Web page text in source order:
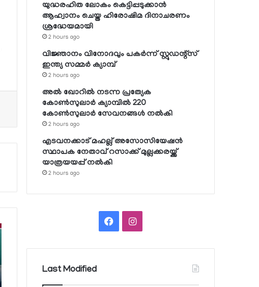
യുദ്ധരഹിത ലോകം കെട്ടിപ്പടുക്കാന്‍
ആഹ്വാനം ചെയ്ത ഹിരോഷിമ ദിനാചരണം
ശ്രദ്ധേയമായി
2 hours ago
വിജ്ഞാനം വിനോദവും പകര്‍ന്ന് സ്റ്റുഡന്റ്‌സ്
ഇന്ത്യ സമ്മര്‍ ക്യാമ്പ്
2 hours ago
അല്‍ ഖോറില്‍ നടന്ന പ്രത്യേക
കോണ്‍സുലാര്‍ ക്യാമ്പില്‍ 220
കോണ്‍സുലാര്‍ സേവനങ്ങള്‍ നല്‍കി
2 hours ago
എടവനക്കാട് മഹല്ല് അസോസിയേഷന്‍
സ്ഥാപക നേതാവ് റസാക്ക് മുല്ലക്കരയ്ക്ക്
യാത്രയയപ്പ് നല്‍കി
2 hours ago
FacebookInstagram
Last Modified